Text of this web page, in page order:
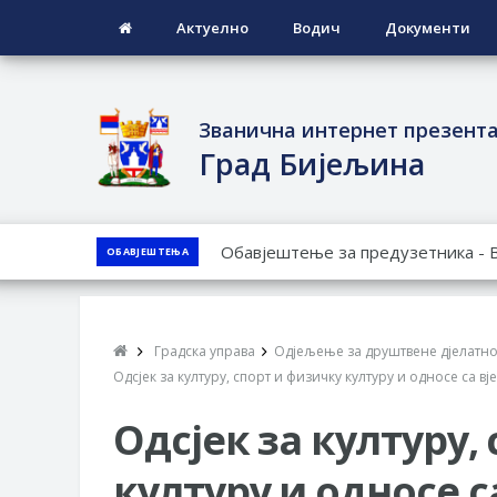
Актуелно Водич Документи
Званична интернет
Град Бијељина
ОБАВЈЕШТЕЊА
ЈАВНИ ПОЗИВ ЗА ПРИЈАВУ
ЈАВНИ КОНКУРС ЗА ДОДЈЕЛУ
ПРЕЛИМИНАРНA РАНГ ЛИСТA
Обрасци захтјева за
Градска управа
Одјељење за друштвене
Одсјек за културу, спорт и физичку културу и односе са
Одсјек за